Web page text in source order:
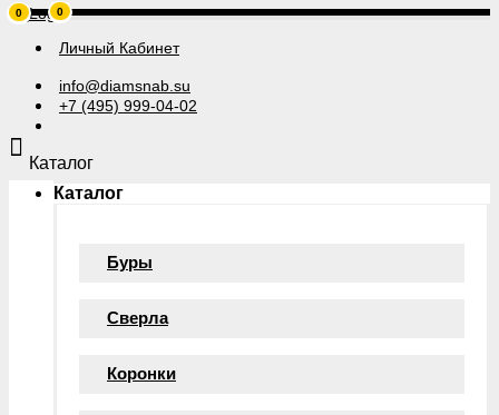
Личный Кабинет
info@diamsnab.su
+7 (495) 999-04-02
0
Каталог
Каталог
Буры
Сверла
Коронки
0